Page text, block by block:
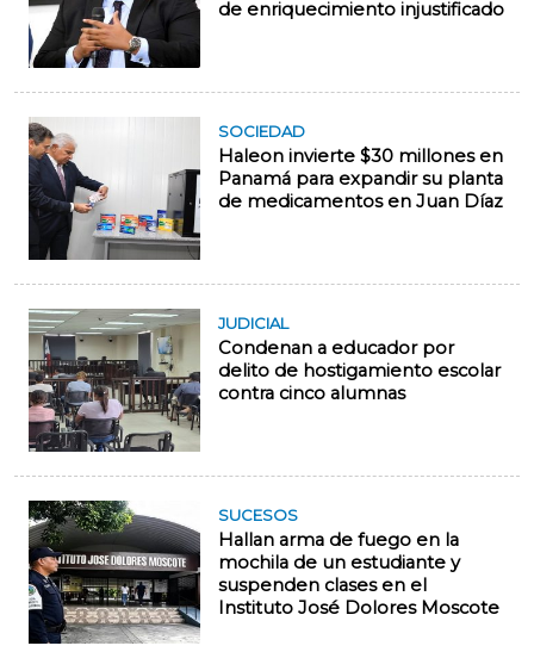
de enriquecimiento injustificado
SOCIEDAD
Haleon invierte $30 millones en
Panamá para expandir su planta
de medicamentos en Juan Díaz
JUDICIAL
Condenan a educador por
delito de hostigamiento escolar
contra cinco alumnas
SUCESOS
Hallan arma de fuego en la
mochila de un estudiante y
suspenden clases en el
Instituto José Dolores Moscote